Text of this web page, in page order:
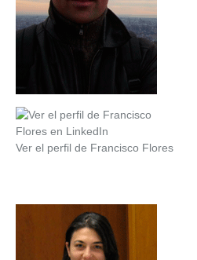
Ver el perfil de Francisco Flores